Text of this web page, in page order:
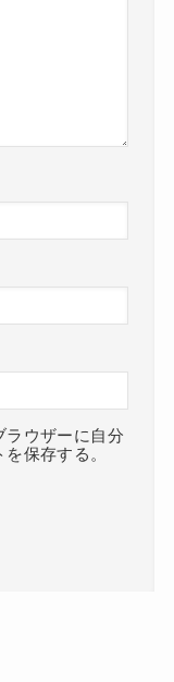
ラウザーに自分
保存する。